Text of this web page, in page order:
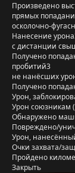
Произведено
прямых
осколочно-
Нанесение урона
с дистанции
Получено
пробитий3
не нанёсших
Получено
Урон,
Урон союзникам
Обнаружено
Повреждено/
Урон,
Очки захвата/
Пройдено
Закрыть